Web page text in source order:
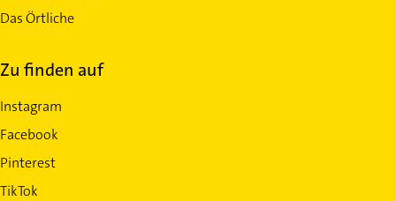
Das Örtliche
Zu finden auf
Instagram
Facebook
Pinterest
TikTok